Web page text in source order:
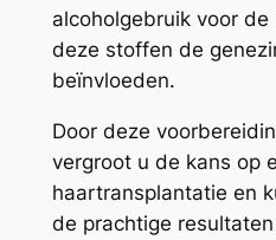
alcoholgebruik voor de
deze stoffen de
beïnvloeden.
Door deze
vergroot u de kans op
haartransplantatie en
de prachtige